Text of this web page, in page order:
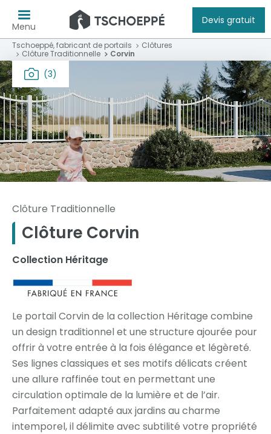
Menu
Devis gratuit
Tschoeppé, fabricant de portails
Clôtures
Clôture Traditionnelle
Corvin
(3)
Clôture Traditionnelle
Clôture Corvin
Collection Héritage
Le portail Corvin de la collection Héritage combine
un design traditionnel et une structure ajourée pour
offrir à votre entrée à la fois élégance et légèreté.
Ses lignes classiques et ses motifs délicats créent
une allure raffinée tout en permettant une
circulation optimale de la lumière et de l’air.
Parfaitement adapté aux jardins au charme
intemporel, il délimite avec subtilité votre propriété